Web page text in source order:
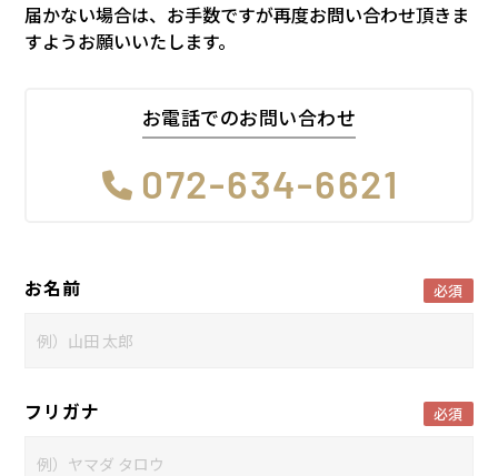
届かない場合は、お手数ですが再度お問い合わせ頂きま
すようお願いいたします。
お電話でのお問い合わせ
072-634-6621
お名前 必須
フリガナ 必須